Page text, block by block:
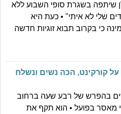
שיתפה בשגרת סופי השבוע ללא
שלי לא איתי" • כעת היא
כי בקרוב תבוא זוגיות חדשה
קורקינט, הכה נשים ונשלח
בהפרש של רבע שעה ברחוב
נידון ל-26 חודשי מאסר בפועל • הוא תקף את